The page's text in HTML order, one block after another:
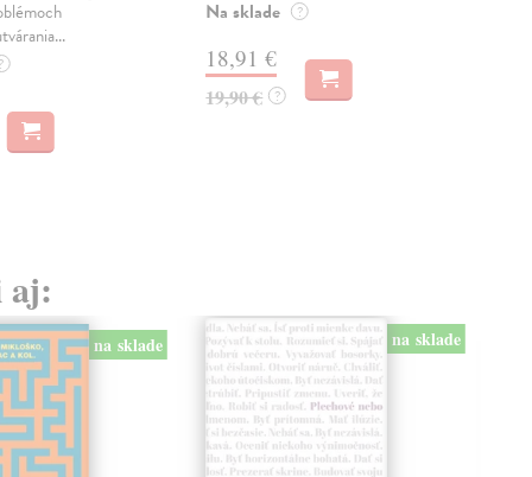
Na sklade ?
18,91 €
19,90 € ?
aj:
na sklade na sklade